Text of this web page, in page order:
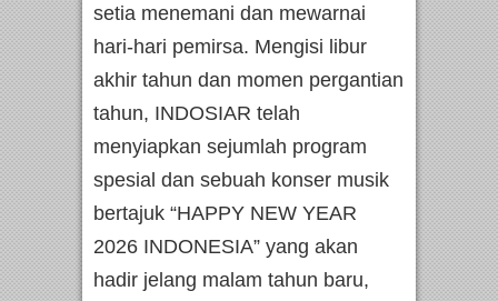
setia menemani dan mewarnai
hari-hari pemirsa. Mengisi libur
akhir tahun dan momen pergantian
tahun, INDOSIAR telah
menyiapkan sejumlah program
spesial dan sebuah konser musik
bertajuk “HAPPY NEW YEAR
2026 INDONESIA” yang akan
hadir jelang malam tahun baru,